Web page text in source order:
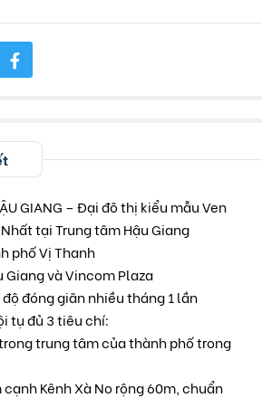
GIANG – Đại đô thị kiểu mẫu Ven
tại Trung tâm Hậu Giang
phố Vị Thanh
Giang và Vincom Plaza
đóng giãn nhiều tháng 1 lần
tụ đủ 3 tiêu chí:
trung tâm của thành phố trong
Kênh Xà No rộng 60m, chuẩn